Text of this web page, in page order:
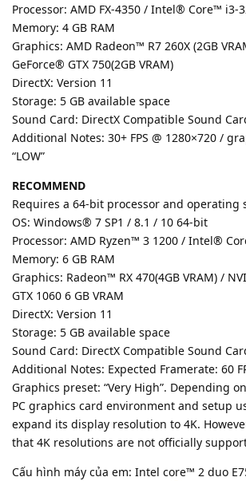
Processor: AMD FX-4350 / Intel® Core™ i3-
Memory: 4 GB RAM
Graphics: AMD Radeon™ R7 260X (2GB
GeForce® GTX 750(2GB VRAM)
DirectX: Version 11
Storage: 5 GB available space
Sound Card: DirectX Compatible Sound
Additional Notes: 30+ FPS @ 1280×720 /
“LOW”
RECOMMEND
Requires a 64-bit processor and operating
OS: Windows® 7 SP1 / 8.1 / 10 64-bit
Processor: AMD Ryzen™ 3 1200 / Intel®
Memory: 6 GB RAM
Graphics: Radeon™ RX 470(4GB VRAM) /
GTX 1060 6 GB VRAM
DirectX: Version 11
Storage: 5 GB available space
Sound Card: DirectX Compatible Sound
Additional Notes: Expected Framerate: 60
Graphics preset: “Very High”. Depending
PC graphics card environment and setup
expand its display resolution to 4K.
that 4K resolutions are not officially
Cấu hình máy của em: Intel core™ 2 duo